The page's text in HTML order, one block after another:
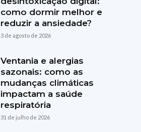
como dormir melhor e
reduzir a ansiedade?
3 de agosto de 2026
Ventania e alergias
sazonais: como as
mudanças climáticas
impactam a saúde
respiratória
31 de julho de 2026